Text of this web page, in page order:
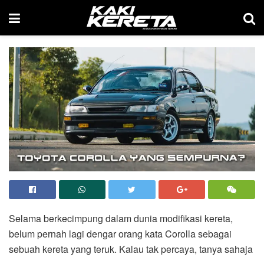
Selama berkecimpung dalam dunia modifikasi kereta,
belum pernah lagi dengar orang kata Corolla sebagai
sebuah kereta yang teruk. Kalau tak percaya, tanya sahaja